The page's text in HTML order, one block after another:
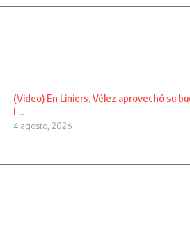
(Video) En Liniers, Vélez aprovechó su
I ...
4 agosto, 2026